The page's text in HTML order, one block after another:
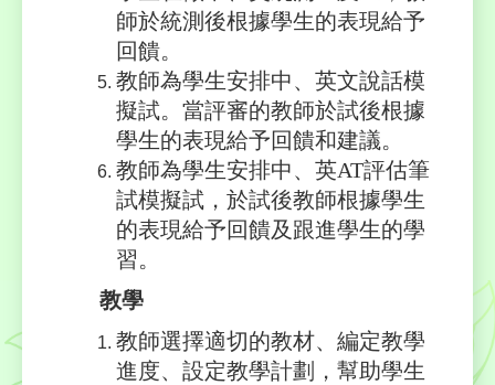
師於統測後根據學生的表現給予
回饋。
教師為學生安排中、英文說話模
擬試。當評審的教師於試後根據
學生的表現給予回饋和建議。
教師為學生安排中、英AT評估筆
試模擬試，於試後教師根據學生
的表現給予回饋及跟進學生的學
習。
教學
教師選擇適切的教材、編定教學
進度、設定教學計劃，幫助學生